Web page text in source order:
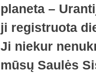
planeta –
ji registruota
Ji niekur
mūsų Saulės